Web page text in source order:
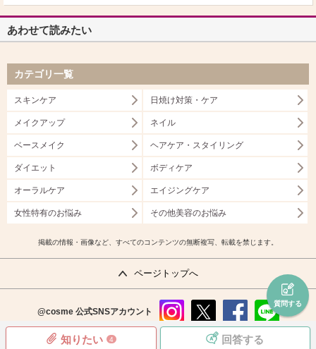
知りたい 4 回答する
質問する
あわせて読みたい
カテゴリ一覧
スキンケア 日焼け対策・ケア
メイクアップ ネイル
ベースメイク ヘアケア・スタイリング
ダイエット ボディケア
オーラルケア エイジングケア
女性特有のお悩み その他美容のお悩み
掲載の情報・画像など、すべてのコンテンツの無断複写、転載を禁じます。
ページトップへ
@cosme 公式SNSアカウント
instag
x
faceb
ook
line